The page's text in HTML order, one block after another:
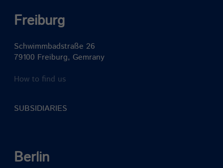
Freiburg
Schwimmbadstraße 26
79100 Freiburg, Gemrany
How to find us
SUBSIDIARIES
Berlin